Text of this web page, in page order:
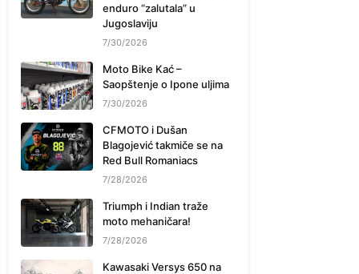
enduro “zalutala” u
Jugoslaviju
7/30/2026
Moto Bike Kać –
Saopštenje o Ipone uljima
7/30/2026
CFMOTO i Dušan
Blagojević takmiče se na
Red Bull Romaniacs
7/28/2026
Triumph i Indian traže
moto mehaničara!
7/28/2026
Kawasaki Versys 650 na